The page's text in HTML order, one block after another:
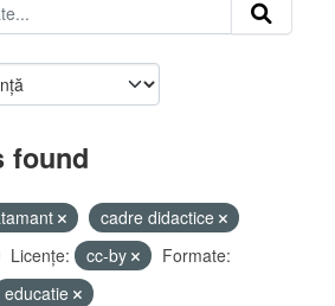
found
cadre didactice
Licenţe: cc-by
Formate:
educatie